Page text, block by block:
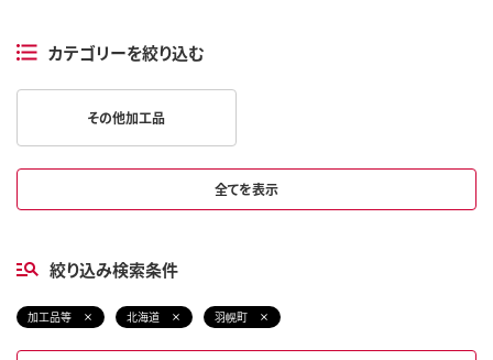
カテゴリーを絞り込む
その他加工品
全てを表示
絞り込み検索条件
加工品等 北海道 羽幌町